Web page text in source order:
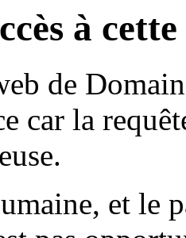
à
de
car la
et le